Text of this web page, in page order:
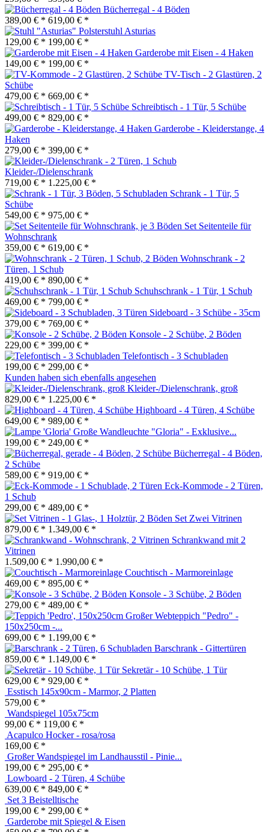
Bücherregal - 4 Böden
389,00 € * 619,00 € *
Polsterstuhl Asturias
129,00 € * 199,00 € *
Garderobe mit Eisen - 4 Haken
149,00 € * 199,00 € *
TV-Tisch - 2 Glastüren, 2
Schübe
479,00 € * 669,00 € *
Schreibtisch - 1 Tür, 5 Schübe
499,00 € * 829,00 € *
Garderobe - Kleiderstange, 4
Haken
279,00 € * 399,00 € *
Kleider-/Dielenschrank
719,00 € * 1.225,00 € *
Schrank - 1 Tür, 5
Schübe
549,00 € * 975,00 € *
Set Seitenteile für
Wohnschrank
359,00 € * 619,00 € *
Wohnschrank - 2
Türen, 1 Schub
419,00 € * 890,00 € *
Schuhschrank - 1 Tür, 1 Schub
469,00 € * 799,00 € *
Sideboard - 3 Schübe - 35cm
379,00 € * 769,00 € *
Konsole - 2 Schübe, 2 Böden
229,00 € * 399,00 € *
Telefontisch - 3 Schubladen
199,00 € * 299,00 € *
Kunden haben sich ebenfalls angesehen
Kleider-/Dielenschrank, groß
829,00 € * 1.225,00 € *
Highboard - 4 Türen, 4 Schübe
649,00 € * 989,00 € *
Große Wandleuchte "Gloria" - Exklusive...
199,00 € * 249,00 € *
Bücherregal - 4 Böden,
2 Schübe
589,00 € * 919,00 € *
Eck-Kommode - 2 Türen,
1 Schub
299,00 € * 489,00 € *
Set Zwei Vitrinen
879,00 € * 1.349,00 € *
Schrankwand mit 2
Vitrinen
1.509,00 € * 1.990,00 € *
Couchtisch - Marmoreinlage
469,00 € * 895,00 € *
Konsole - 3 Schübe, 2 Böden
279,00 € * 489,00 € *
Großer Webteppich "Pedro" -
150x250cm -...
699,00 € * 1.199,00 € *
Barschrank - Gittertüren
859,00 € * 1.149,00 € *
Sekretär - 10 Schübe, 1 Tür
629,00 € * 929,00 € *
Esstisch 145x90cm - Marmor, 2 Platten
579,00 € *
Wandspiegel 105x75cm
99,00 € * 119,00 € *
Acapulco Hocker - rosa/rosa
169,00 € *
Großer Wandspiegel im Landhausstil - Pinie...
199,00 € * 295,00 € *
Lowboard - 2 Türen, 4 Schübe
639,00 € * 849,00 € *
Set 3 Beistelltische
199,00 € * 299,00 € *
Garderobe mit Spiegel & Eisen